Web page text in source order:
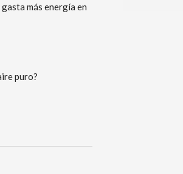
gasta más energía en
puro?